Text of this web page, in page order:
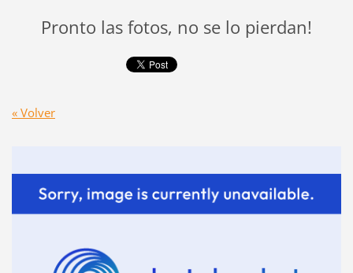
Pronto las fotos, no se lo pierdan!
« Volver